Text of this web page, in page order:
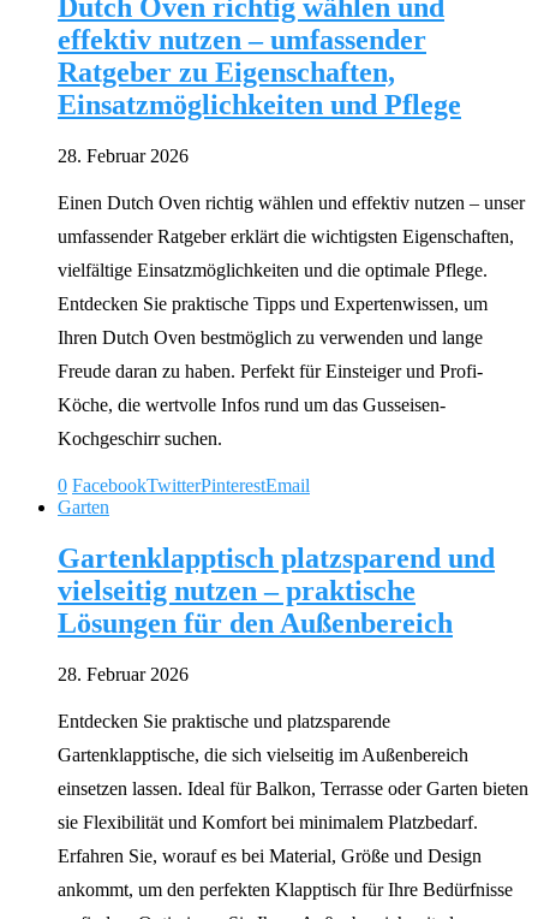
Dutch Oven richtig wählen und
effektiv nutzen – umfassender
Ratgeber zu Eigenschaften,
Einsatzmöglichkeiten und Pflege
28. Februar 2026
Einen Dutch Oven richtig wählen und effektiv nutzen – unser
umfassender Ratgeber erklärt die wichtigsten Eigenschaften,
vielfältige Einsatzmöglichkeiten und die optimale Pflege.
Entdecken Sie praktische Tipps und Expertenwissen, um
Ihren Dutch Oven bestmöglich zu verwenden und lange
Freude daran zu haben. Perfekt für Einsteiger und Profi-
Köche, die wertvolle Infos rund um das Gusseisen-
Kochgeschirr suchen.
0 FacebookTwitterPinterestEmail
Garten
Gartenklapptisch platzsparend und
vielseitig nutzen – praktische
Lösungen für den Außenbereich
28. Februar 2026
Entdecken Sie praktische und platzsparende
Gartenklapptische, die sich vielseitig im Außenbereich
einsetzen lassen. Ideal für Balkon, Terrasse oder Garten bieten
sie Flexibilität und Komfort bei minimalem Platzbedarf.
Erfahren Sie, worauf es bei Material, Größe und Design
ankommt, um den perfekten Klapptisch für Ihre Bedürfnisse